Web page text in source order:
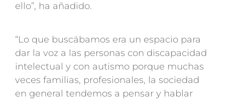
ello”, ha añadido.
“Lo que buscábamos era un espacio para
dar la voz a las personas con discapacidad
intelectual y con autismo porque muchas
veces familias, profesionales, la sociedad
en general tendemos a pensar y hablar